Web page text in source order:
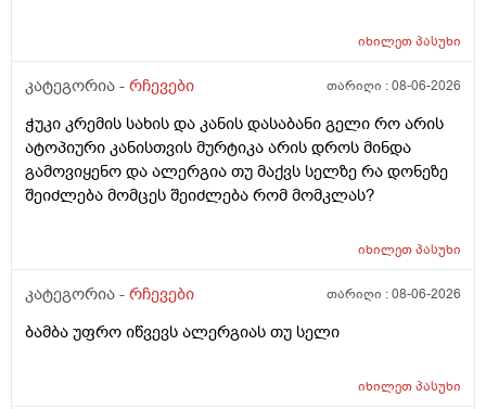
ანაფილაქცია განვითარდეს სწორია? ანუ იმ
კონკრეტული რაღაც ნივთიერების მიმართ ეს ტესტი
ტესტი დიდი დიდი გამოყაროს ხო?
იხილეთპასუხი
კატეგორია - რჩევები თარიღი :08-06-2026
ჭუკი კრემის სახის და კანის დასაბანი გელი რო არის
ატოპიური კანისთვის მურტიკა არის დროს მინდა
გამოვიყენო და ალერგია თუ მაქვს სელზე რა დონეზე
შეიძლება მომცეს შეიძლება რომ მომკლას?
იხილეთპასუხი
კატეგორია - რჩევები თარიღი :08-06-2026
ბამბა უფრო იწვევს ალერგიას თუ სელი
იხილეთპასუხი